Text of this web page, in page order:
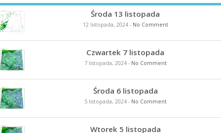
Środa 13 listopada
12 listopada, 2024- No Comment
Czwartek 7 listopada
7 listopada, 2024- No Comment
Środa 6 listopada
5 listopada, 2024- No Comment
Wtorek 5 listopada